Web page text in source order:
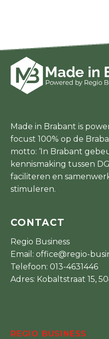
Made in Brabant is
focust 100% op de
motto: ‘In Brabant
kennismaking tussen
faciliteren en
stimuleren.
CONTACT
Regio Business
Email: office@regio-
Telefoon: 013-4631446
Adres: Kobaltstraat 15,
REGIO BUSINESS